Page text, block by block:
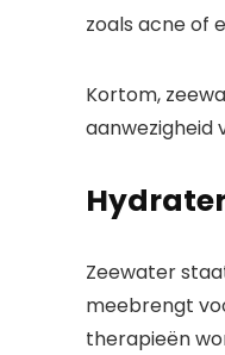
zoals acne of
Kortom,
aanwezigheid
Zeewater
meebrengt
therapieën